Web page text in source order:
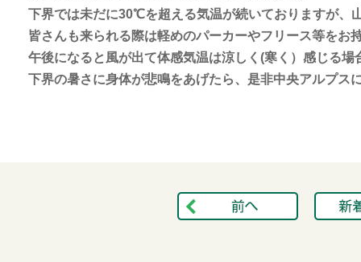
下界では未だに30℃を超える気温が続いておりますが、
皆さんも来られる際は軽めのパーカーやフリース等をお
午後になると風が出て体感気温は涼しく(寒く）感じる場
下界の暑さに身体が悲鳴をあげたら、是非中央アルプス